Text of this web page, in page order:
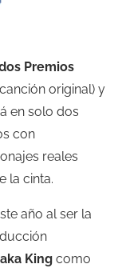
Premios
original) y
en solo dos
con
reales
la cinta.
año al ser la
King como